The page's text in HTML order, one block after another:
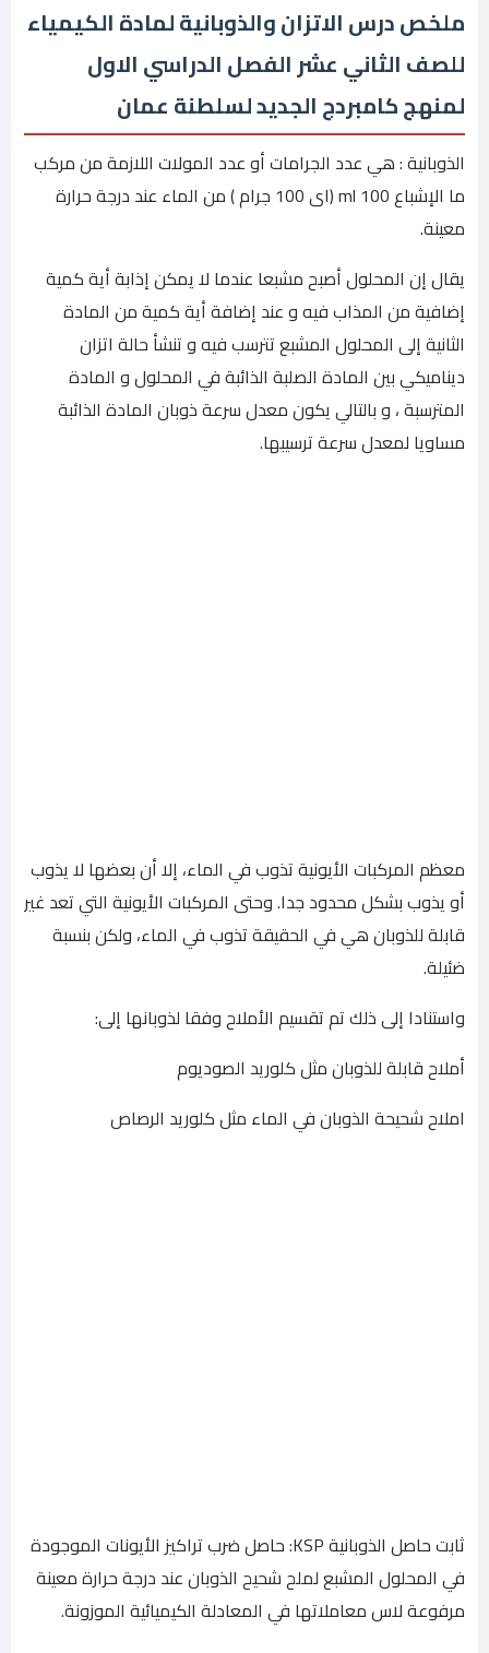
ملخص درس الاتزان والذوبانية لمادة الكيمياء
للصف الثاني عشر الفصل الدراسي الاول
لمنهج كامبردج الجديد لسلطنة عمان
الذوبانية : هي عدد الجرامات أو عدد المولات اللازمة من مركب
ما الإشباع 100 ml (اى 100 جرام ) من الماء عند درجة حرارة
معينة.
يقال إن المحلول أصبح مشبعا عندما لا يمكن إذابة أية كمية
إضافية من المذاب فيه و عند إضافة أية كمية من المادة
الثانية إلى المحلول المشبع تترسب فيه و تنشأ حالة اتزان
ديناميكي بين المادة الصلبة الذائبة في المحلول و المادة
المترسبة ، و بالتالي يكون معدل سرعة ذوبان المادة الذائبة
مساويا لمعدل سرعة ترسيبها.
معظم المركبات الأيونية تذوب في الماء، إلا أن بعضها لا يذوب
أو يذوب بشكل محدود جدا. وحتى المركبات الأيونية التي تعد غير
قابلة للذوبان هي في الحقيقة تذوب في الماء، ولكن بنسبة
ضئيلة.
واستنادا إلى ذلك تم تقسيم الأملاح وفقا لذوبانها إلى:
أملاح قابلة للذوبان مثل كلوريد الصوديوم
املاح شحيحة الذوبان في الماء مثل كلوريد الرصاص
ثابت حاصل الذوبانية KSP: حاصل ضرب تراكيز الأيونات الموجودة
في المحلول المشبع لملح شحيح الذوبان عند درجة حرارة معينة
مرفوعة لاس معاملاتها في المعادلة الكيميائية الموزونة.